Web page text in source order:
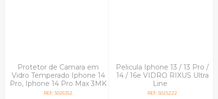
Protetor de Camara em
Vidro Temperado Iphone 14
Pro, Iphone 14 Pro Max 3MK
Violeta
REF: 5026352
Pelicula Iphone 13 / 13 Pro /
14 / 16e VIDRO RIXUS Ultra
Line
REF: 5025222